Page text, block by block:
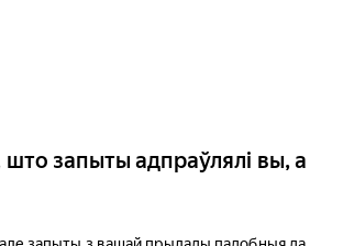
што запыты адпраўлялі вы, а